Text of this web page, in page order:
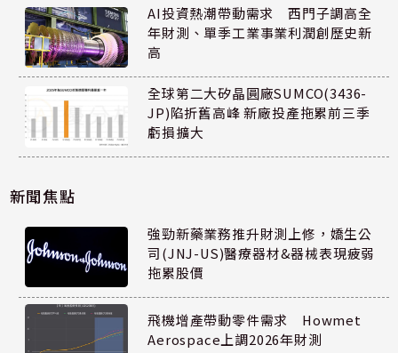
AI投資熱潮帶動需求 西門子調高全
年財測、單季工業事業利潤創歷史新
高
全球第二大矽晶圓廠SUMCO(3436-
JP)陷折舊高峰 新廠投產拖累前三季
虧損擴大
新聞焦點
強勁新藥業務推升財測上修，嬌生公
司(JNJ-US)醫療器材&器械表現疲弱
拖累股價
飛機增產帶動零件需求 Howmet
Aerospace上調2026年財測